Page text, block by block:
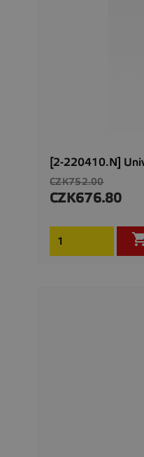
[2-220410.N]
Regular
price
CZK752.00
Price
CZK676.80